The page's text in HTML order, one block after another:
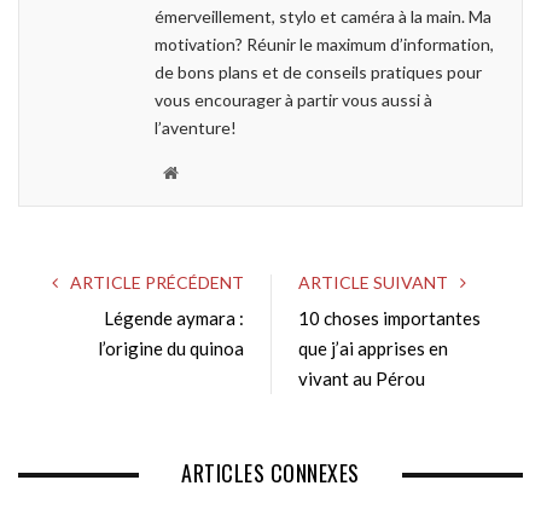
émerveillement, stylo et caméra à la main. Ma
motivation? Réunir le maximum d’information,
de bons plans et de conseils pratiques pour
vous encourager à partir vous aussi à
l’aventure!
W
i
t
e
ARTICLE PRÉCÉDENT
Légende aymara :
l’origine du quinoa
ARTICLE SUIVANT
10 choses importantes
que j’ai apprises en
vivant au Pérou
ARTICLES CONNEXES